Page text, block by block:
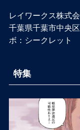
レイワークス株式
千葉県千葉市中央
ボ：シークレット
特集